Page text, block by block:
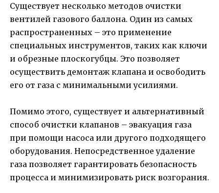
Существует несколько методов очистки
вентилей газового баллона. Один из самых
распространенных – это применение
специальных инструментов, таких как ключи
и обрезные плоскогубцы. Это позволяет
осуществить демонтаж клапана и освободить
его от газа с минимальными усилиями.
Помимо этого, существует и альтернативный
способ очистки клапанов – эвакуация газа
при помощи насоса или другого подходящего
оборудования. Непосредственное удаление
газа позволяет гарантировать безопасность
процесса и минимизировать риск возгорания.